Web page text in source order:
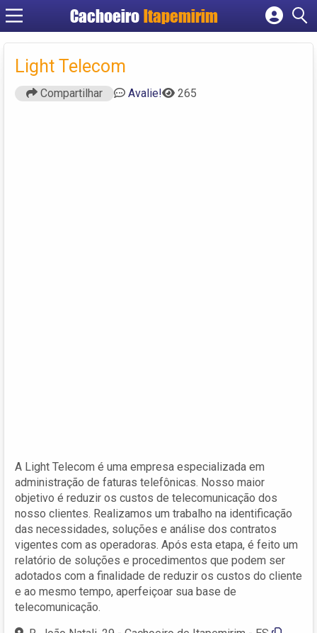
Cachoeiro Itapemirim
Cadastrar empresa
Light Telecom
Compartilhar Avalie! 265
A Light Telecom é uma empresa especializada em
administração de faturas telefônicas. Nosso maior
objetivo é reduzir os custos de telecomunicação dos
nosso clientes. Realizamos um trabalho na identificação
das necessidades, soluções e análise dos contratos
vigentes com as operadoras. Após esta etapa, é feito um
relatório de soluções e procedimentos que podem ser
adotados com a finalidade de reduzir os custos do cliente
e ao mesmo tempo, aperfeiçoar sua base de
telecomunicação.